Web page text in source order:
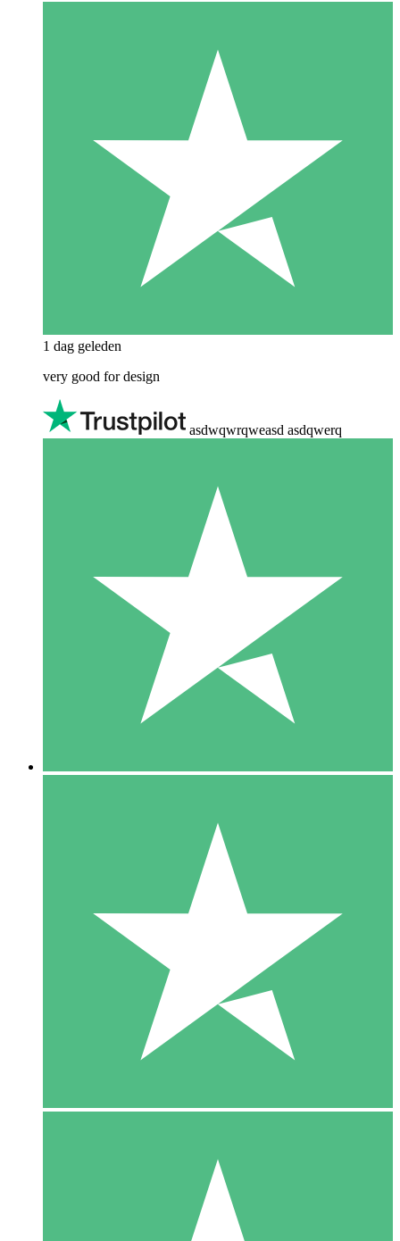
1 dag geleden
very good for design
asdwqwrqweasd asdqwerq